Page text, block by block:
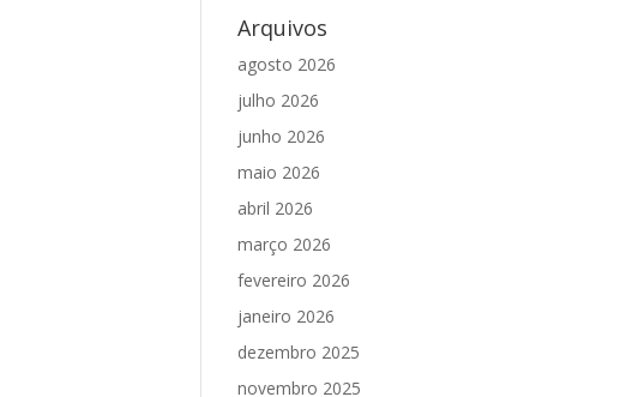
Arquivos
agosto 2026
julho 2026
junho 2026
maio 2026
abril 2026
março 2026
fevereiro 2026
janeiro 2026
dezembro 2025
novembro 2025